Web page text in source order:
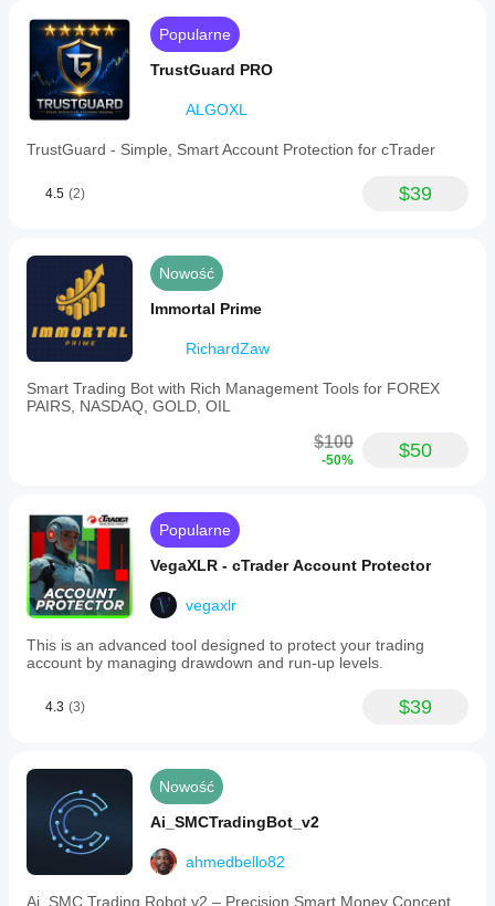
Popularne
TrustGuard PRO
ALGOXL
TrustGuard - Simple, Smart Account Protection for cTrader
4.5 (2) $39
Nowość
Immortal Prime
RichardZaw
Smart Trading Bot with Rich Management Tools for FOREX
PAIRS, NASDAQ, GOLD, OIL
$100
-50% $50
Popularne
VegaXLR - cTrader Account Protector
vegaxlr
This is an advanced tool designed to protect your trading
account by managing drawdown and run-up levels.
4.3 (3) $39
Nowość
Ai_SMCTradingBot_v2
ahmedbello82
Ai_SMC Trading Robot v2 – Precision Smart Money Concept